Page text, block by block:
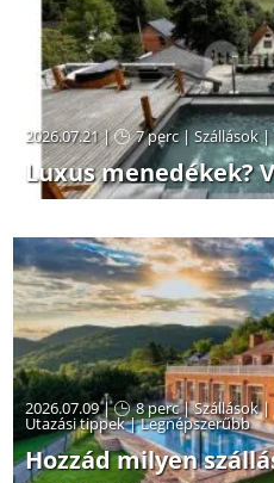
2026.07.21 | 7 perc|Szállások|
Luxus menedékek?
2026.07.09 | 8 perc|Szállások|
Utazási tippek|Legnépszerűbb
Hozzád milyen